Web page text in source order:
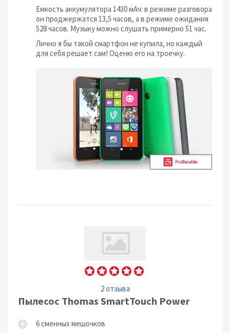
Емкость аккумулятора 1430 мАч: в режиме разговора
он проджержатся 13,5 часов, а в режиме ожидания
528 часов. Музыку можно слушать примерно 51 час.
Лично я бы такой смартфон не купила, но каждый
для себя решает сам! Оценю его на троечку.
2 отзыва
Пылесос Thomas SmartTouch Power
6 сменных мешочков